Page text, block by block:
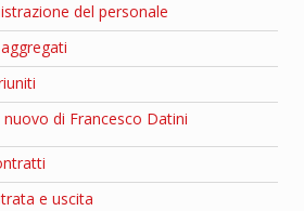
del personale
nuovo di Francesco Datini
e uscita